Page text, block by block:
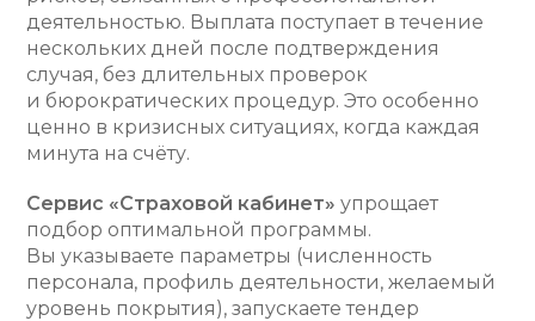
деятельностью. Выплата поступает в течение
нескольких дней после подтверждения
случая, без длительных проверок
и бюрократических процедур. Это особенно
ценно в кризисных ситуациях, когда каждая
минута на счёту.
Сервис «Страховой кабинет» упрощает
подбор оптимальной программы.
Вы указываете параметры (численность
персонала, профиль деятельности, желаемый
уровень покрытия), запускаете тендер